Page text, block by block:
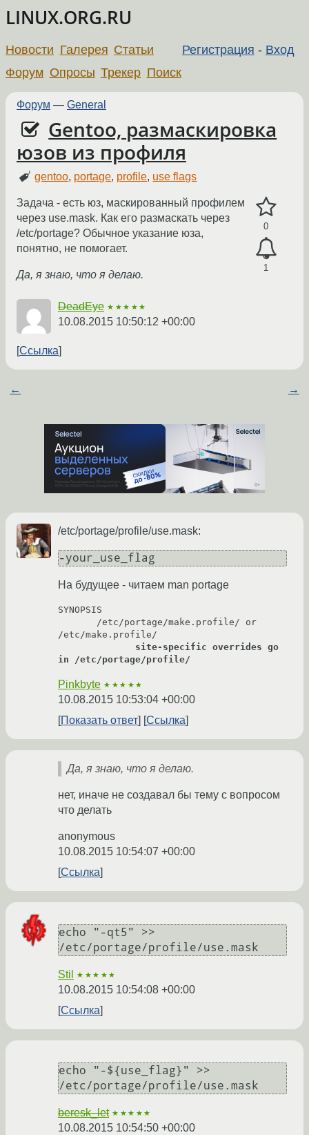
LINUX.ORG.RU
Регистрация - Вход
Новости Галерея Статьи
Форум Опросы Трекер Поиск
Форум — General
Gentoo, размаскировка
юзов из профиля
gentoo, portage, profile, use flags
0
1
Задача - есть юз, маскированный профилем
через use.mask. Как его размаскать через
/etc/portage? Обычное указание юза,
понятно, не помогает.
Да, я знаю, что я делаю.
DeadEye ★★★★★
10.08.2015 10:50:12 +00:00
Ссылка
← →
/etc/portage/profile/use.mask:
-your_use_flag
На будущее - читаем man portage
SYNOPSIS
/etc/make.profile/
site-specific overrides go
in /etc/portage/profile/
Pinkbyte ★★★★★
10.08.2015 10:53:04 +00:00
Показать ответ
Ссылка
Да, я знаю, что я делаю.
нет, иначе не создавал бы тему с вопросом
что делать
anonymous
10.08.2015 10:54:07 +00:00
Ссылка
echo "-qt5" >>
/etc/portage/profile/use.mask
Stil ★★★★★
10.08.2015 10:54:08 +00:00
Ссылка
echo "-${use_flag}" >>
/etc/portage/profile/use.mask
beresk_let ★★★★★
10.08.2015 10:54:50 +00:00